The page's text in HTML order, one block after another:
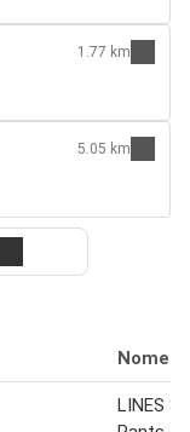
1.77 km
5.05 km
Nome
LINES